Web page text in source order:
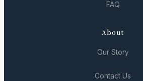
FAQ
About
Our Story
Contact Us